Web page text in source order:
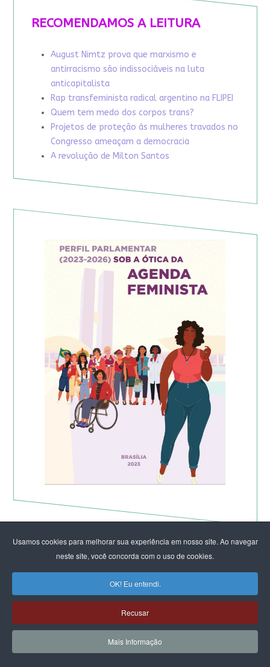
Usamos cookies para melhorar sua experiência em nosso site. Ao navegar
neste site, você concorda com o uso de cookies.
OK! Eu entendi.
Recusar
Mais Informação
RECOMENDAMOS A LEITURA
August Nimtz prova que marxismo e
antirracismo são indissociáveis na luta
anticapitalista
Rap transfeminista radical argentino na FLIPEI
Quem tem medo dos corpos trans?
Projetos de proteção às mulheres travados no
Congresso ameaçam a democracia
A revolução de Milton Santos